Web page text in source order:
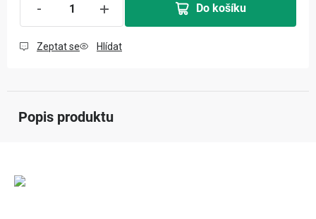
Do košíku
Zeptat se Hlídat
Popis produktu